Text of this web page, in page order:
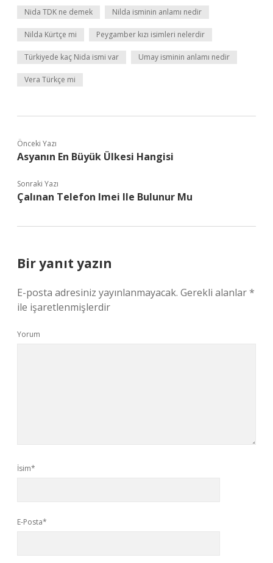
Nida TDK ne demek Nilda isminin anlamı nedir
Nilda Kürtçe mi Peygamber kızı isimleri nelerdir
Türkiyede kaç Nida ismi var Umay isminin anlamı nedir
Vera Türkçe mi
Önceki Yazı
Asyanın En Büyük Ülkesi Hangisi
Sonraki Yazı
Çalınan Telefon Imei Ile Bulunur Mu
Bir yanıt yazın
E-posta adresiniz yayınlanmayacak. Gerekli alanlar*
ile işaretlenmişlerdir
Yorum
İsim*
E-Posta*